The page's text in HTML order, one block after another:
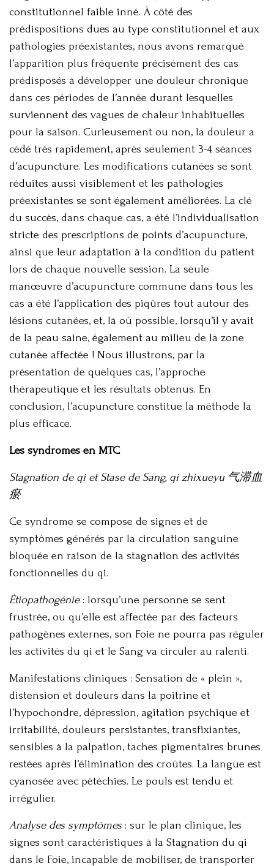
constitutionnel faible inné. À côté des
prédispositions dues au type constitutionnel et aux
pathologies préexistantes, nous avons remarqué
l’apparition plus fréquente précisément des cas
prédisposés à développer une douleur chronique
dans ces périodes de l’année durant lesquelles
surviennent des vagues de chaleur inhabituelles
pour la saison. Curieusement ou non, la douleur a
cédé très rapidement, après seulement 3-4 séances
d’acupuncture. Les modifications cutanées se sont
réduites aussi visiblement et les pathologies
préexistantes se sont également améliorées. La clé
du succès, dans chaque cas, a été l’individualisation
stricte des prescriptions de points d’acupuncture,
ainsi que leur adaptation à la condition du patient
lors de chaque nouvelle session. La seule
manœuvre d’acupuncture commune dans tous les
cas a été l’application des piqûres tout autour des
lésions cutanées, et, là où possible, lorsqu’il y avait
de la peau saine, également au milieu de la zone
cutanée affectée ! Nous illustrons, par la
présentation de quelques cas, l’approche
thérapeutique et les résultats obtenus. En
conclusion, l’acupuncture constitue la méthode la
plus efficace.
Les syndromes en MTC
Stagnation de qi et Stase de Sang, qi zhixueyu 气滞血
瘀
Ce syndrome se compose de signes et de
symptômes générés par la circulation sanguine
bloquée en raison de la stagnation des activités
fonctionnelles du qi.
Étiopathogénie: lorsqu’une personne se sent
frustrée, ou qu’elle est affectée par des facteurs
pathogènes externes, son Foie ne pourra pas réguler
les activités du qi et le Sang va circuler au ralenti.
Manifestations cliniques : Sensation de « plein »,
distension et douleurs dans la poitrine et
l’hypochondre, dépression, agitation psychique et
irritabilité, douleurs persistantes, transfixiantes,
sensibles à la palpation, taches pigmentaires brunes
restées après l’élimination des croûtes. La langue est
cyanosée avec pétéchies. Le pouls est tendu et
irrégulier.
Analyse des symptômes : sur le plan clinique, les
signes sont caractéristiques à la Stagnation du qi
dans le Foie, incapable de mobiliser, de transporter